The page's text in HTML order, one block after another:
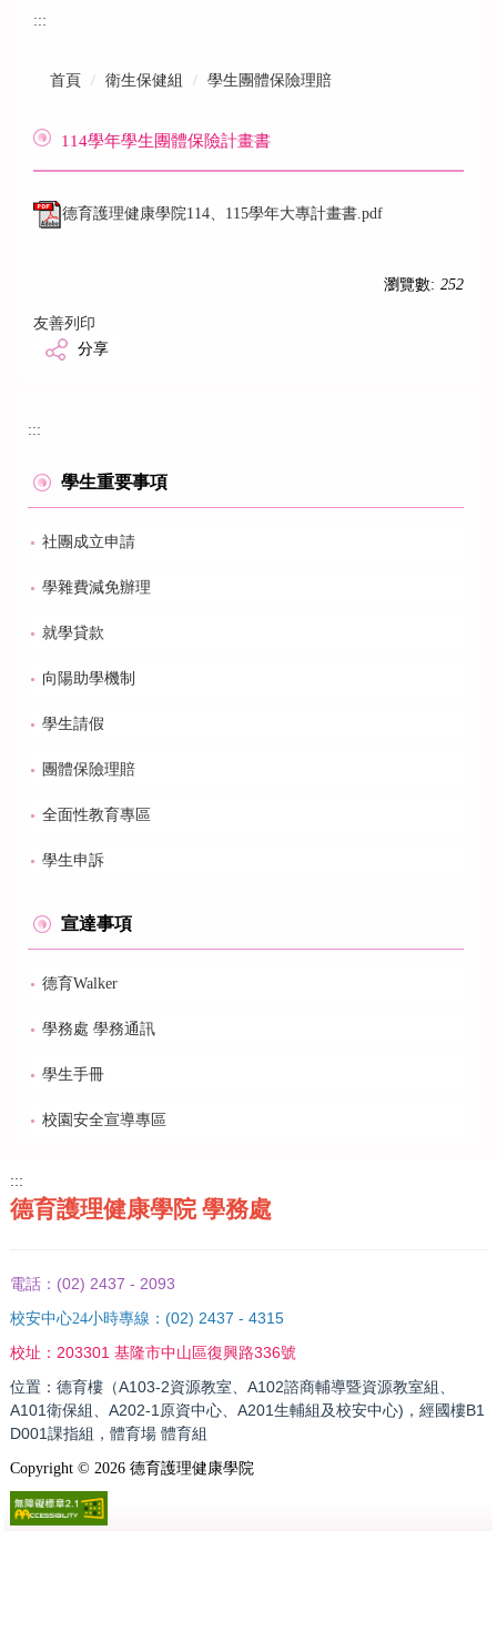
:::
首頁 衛生保健組 學生團體保險理賠
114學年學生團體保險計畫書
德育護理健康學院114、115學年大專計畫書.pdf
瀏覽數: 252
友善列印
分享
:::
學生重要事項
社團成立申請
學雜費減免辦理
就學貸款
向陽助學機制
學生請假
團體保險理賠
全面性教育專區
學生申訴
宣達事項
德育Walker
學務處 學務通訊
學生手冊
校園安全宣導專區
:::
德育護理健康學院 學務處
電話： (02) 2437 - 2093
校安中心24小時專線： (02) 2437 - 4315
校址： 203301 基隆市中山區復興路336號
位置：德育樓（A103-2資源教室、A102諮商輔導暨資源教室組、
A101衛保組、A202-1原資中心、A201生輔組及校安中心)，經國樓B1
D001課指組，體育場 體育組
Copyright © 2026德育護理健康學院